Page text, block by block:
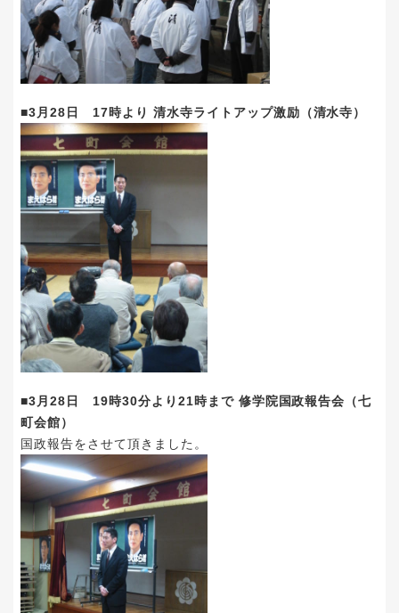
■3月28日 17時より 清水寺ライトアップ激励（清水寺）
■3月28日 19時30分より21時まで 修学院国政報告会（七
町会館）
国政報告をさせて頂きました。